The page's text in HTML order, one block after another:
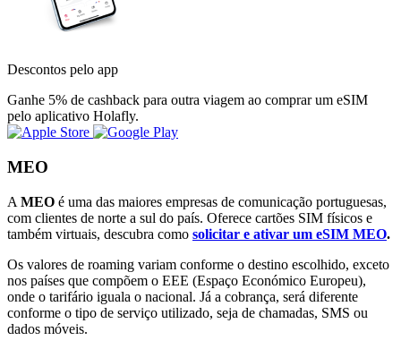
Descontos pelo app
Ganhe 5% de cashback para outra viagem ao comprar um eSIM
pelo aplicativo Holafly.
MEO
A MEO é uma das maiores empresas de comunicação portuguesas,
com clientes de norte a sul do país. Oferece cartões SIM físicos e
também virtuais, descubra como solicitar e ativar um eSIM MEO.
Os valores de roaming variam conforme o destino escolhido, exceto
nos países que compõem o EEE (Espaço Económico Europeu),
onde o tarifário iguala o nacional. Já a cobrança, será diferente
conforme o tipo de serviço utilizado, seja de chamadas, SMS ou
dados móveis.